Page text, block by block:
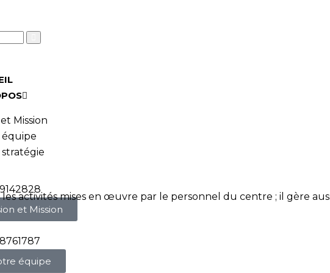
Mission
et Mission
équipe
activités mises en œuvre par le personnel du centre ; il gère